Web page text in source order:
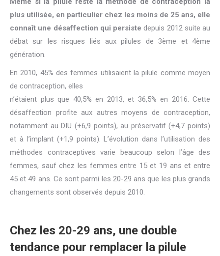
plus utilisée, en particulier chez les moins de 25 ans, elle
connaît une désaffection qui persiste depuis 2012 suite au
débat sur les risques liés aux pilules de 3ème et 4ème
génération.
En 2010, 45% des femmes utilisaient la pilule comme moyen
de contraception, elles
n’étaient plus que 40,5% en 2013, et 36,5% en 2016. Cette
désaffection profite aux autres moyens de contraception,
notamment au DIU (+6,9 points), au préservatif (+4,7 points)
et à l’implant (+1,9 points). L’évolution dans l’utilisation des
méthodes contraceptives varie beaucoup selon l’âge des
femmes, sauf chez les femmes entre 15 et 19 ans et entre
45 et 49 ans. Ce sont parmi les 20-29 ans que les plus grands
changements sont observés depuis 2010.
Chez les 20-29 ans, une double
tendance pour remplacer la pilule